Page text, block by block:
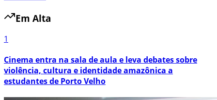
Em Alta
1
Cinema entra na sala de aula e leva debates sobre
violência, cultura e identidade amazônica a
estudantes de Porto Velho